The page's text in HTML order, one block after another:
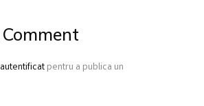
autentificat pentru a publica un